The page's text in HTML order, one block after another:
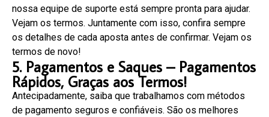
nossa equipe de suporte está sempre pronta para ajudar.
Vejam os termos. Juntamente com isso, confira sempre
os detalhes de cada aposta antes de confirmar. Vejam os
termos de novo!
5. Pagamentos e Saques – Pagamentos
Rápidos, Graças aos Termos!
Antecipadamente, saiba que trabalhamos com métodos
de pagamento seguros e confiáveis. São os melhores